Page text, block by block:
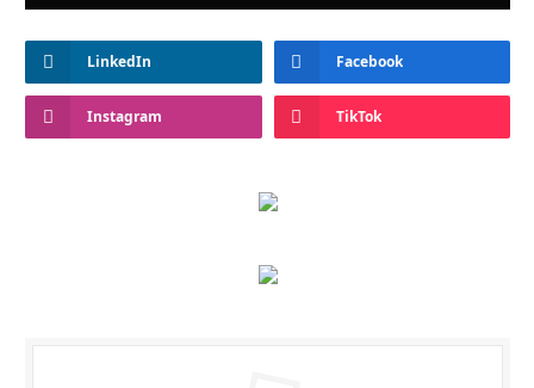
LinkedIn Facebook
Instagram TikTok